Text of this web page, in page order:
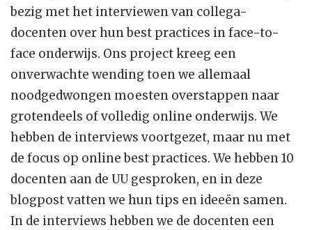
bezig met het interviewen van collega-
docenten over hun best practices in face-to-
face onderwijs. Ons project kreeg een
onverwachte wending toen we allemaal
noodgedwongen moesten overstappen naar
grotendeels of volledig online onderwijs. We
hebben de interviews voortgezet, maar nu met
de focus op online best practices. We hebben 10
docenten aan de UU gesproken, en in deze
blogpost vatten we hun tips en ideeën samen.
In de interviews hebben we de docenten een